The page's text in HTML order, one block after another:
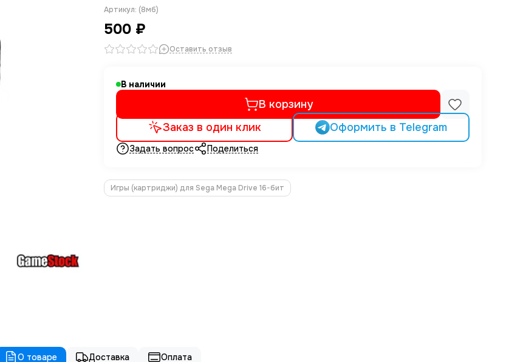
Артикул: (8мб)
500 ₽
Оставить отзыв
В наличии
В корзину
Заказ в один клик
Оформить в Telegram
Задать вопрос Поделиться
Игры (картриджи) для Sega Mega Drive 16-бит
О товаре Доставка Оплата